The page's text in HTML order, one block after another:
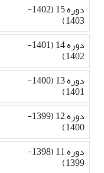
دوره 15 (1402-
1403)
دوره 14 (1401-
1402)
دوره 13 (1400-
1401)
دوره 12 (1399-
1400)
دوره 11 (1398-
1399)